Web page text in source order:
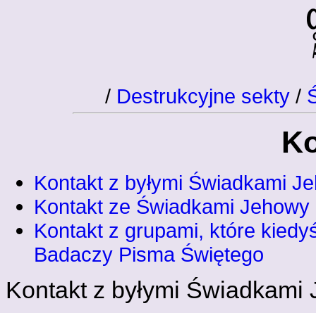
/ Destrukcyjne sekty /
Kontakt z byłymi Świadkami
Kontakt ze Świadkami Jehowy
Kontakt z grupami, które
Badaczy Pisma Świętego
Kontakt z byłymi Świadkami